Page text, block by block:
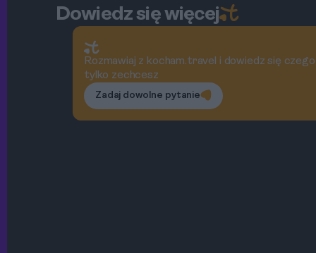
Dowiedz się więcej
Rozmawiaj z kocham.travel i dowiedz się czego
tylko zechcesz
Zadaj dowolne pytanie